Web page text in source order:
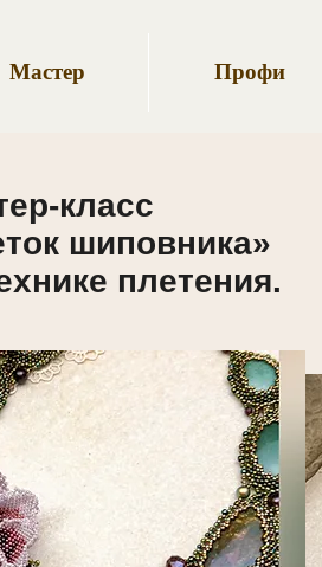
Мастер Профи
класс
шиповника»
плетения.